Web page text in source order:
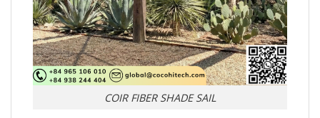
COIR FIBER SHADE SAIL